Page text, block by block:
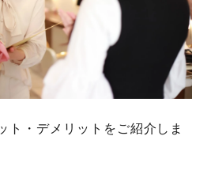
ト・デメリットをご紹介しま